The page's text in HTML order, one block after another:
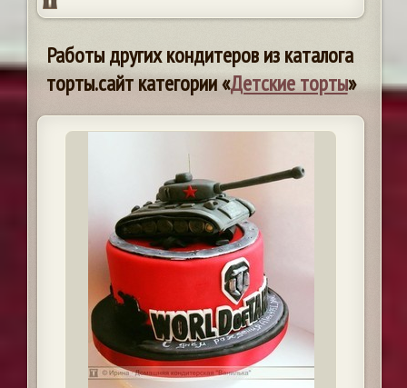
Работы других кондитеров из каталога
торты.сайт категории «Детские торты»